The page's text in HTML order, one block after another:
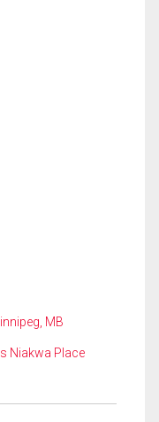
MB
Niakwa Place